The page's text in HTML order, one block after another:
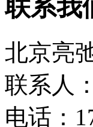
联系我
北京亮
联系人
电话：